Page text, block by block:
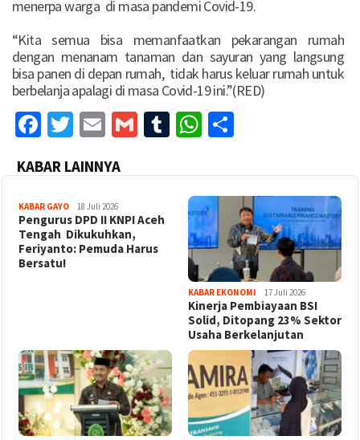
menerpa warga di masa pandemi Covid-19.
“Kita semua bisa memanfaatkan pekarangan rumah
dengan menanam tanaman dan sayuran yang langsung
bisa panen di depan rumah, tidak harus keluar rumah untuk
berbelanja apalagi di masa Covid-19 ini.”(RED)
Facebook
Twitter
EmailGmailTumblrWhatsApp
KABAR LAINNYA
KABAR GAYO 18 Juli 2026
‎Pengurus DPD II KNPI Aceh
Tengah Dikukuhkan,
Feriyanto: Pemuda Harus
Bersatu!
KABAR EKONOMI 17 Juli 2026
Kinerja Pembiayaan BSI
Solid, Ditopang 23% Sektor
Usaha Berkelanjutan